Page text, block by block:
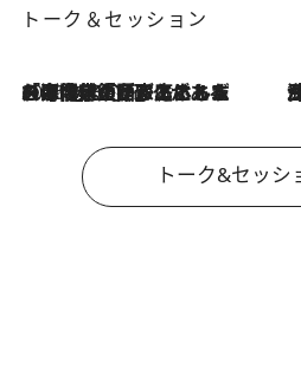
トーク＆セッション
2026.8.3
「今後値上げがあるとすれば…」「リスクがあるのは今年の冬」エネルギー専門家が語る、ホルムズ海峡封鎖が家庭にもたらす“ある心配” 「住宅建
トーク&セッシ